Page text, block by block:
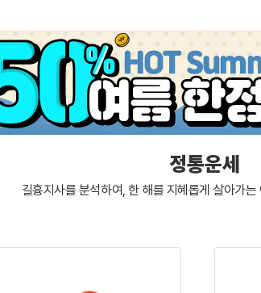
정통운세
길흉지사를 분석하여, 한 해를 지혜롭게 살아가는